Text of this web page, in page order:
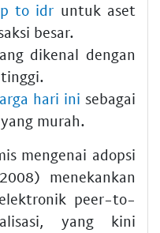
to idr untuk aset
besar.
dikenal dengan
hari ini sebagai
murah.
mengenai adopsi
menekankan
peer-to-
yang kini